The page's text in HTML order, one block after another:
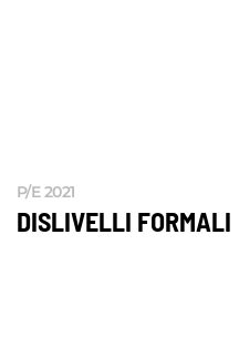
P/E 2021
DISLIVELLI FORMALI